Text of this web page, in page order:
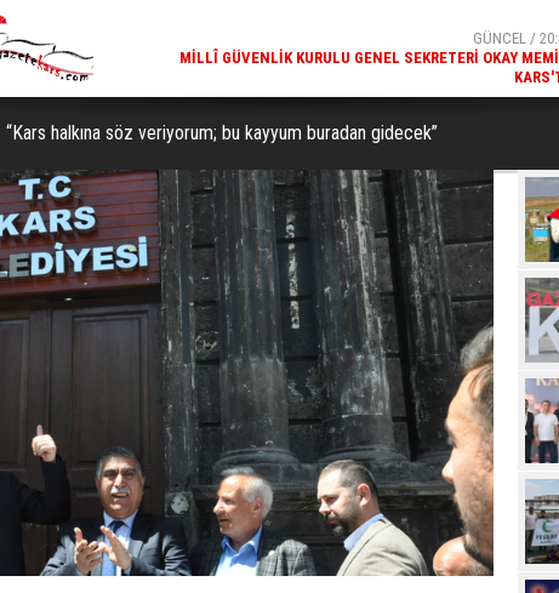
SÜRÜYOR
GÜNCEL /
MILLÎ GÜVENLIK KURULU GENEL SEKRETERI OKAY
halkına söz veriyorum; bu kayyum buradan gidecek”